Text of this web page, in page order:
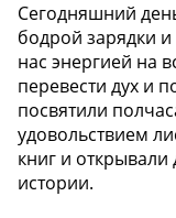
Сегодняшний
бодрой зарядки
нас энергией на
перевести дух и
посвятили
удовольствием
книг и
истории.